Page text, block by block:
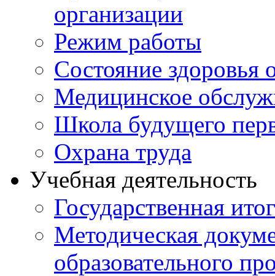
организации
Режим работы
Состояние
Медицинское
Школа будущего
Охрана труда
Учебная деятельность
Государственная
Методическая
образовательного